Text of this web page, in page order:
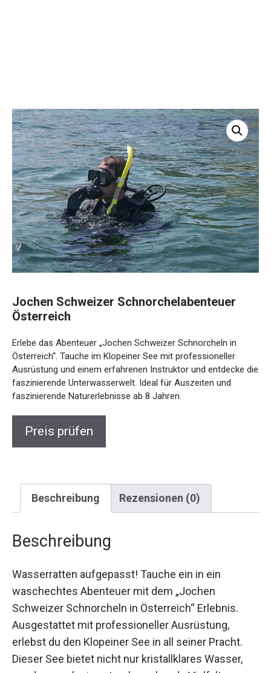
Jochen Schweizer Schnorchelabenteuer
Österreich
Erlebe das Abenteuer „Jochen Schweizer Schnorcheln in
Österreich“. Tauche im Klopeiner See mit professioneller
Ausrüstung und einem erfahrenen Instruktor und entdecke
die faszinierende Unterwasserwelt. Ideal für Auszeiten und
faszinierende Naturerlebnisse ab 8 Jahren.
Preis prüfen
Beschreibung Rezensionen (0)
Beschreibung
Wasserratten aufgepasst! Tauche ein in ein
waschechtes Abenteuer mit dem „Jochen
Schweizer Schnorcheln in Österreich“ Erlebnis.
Ausgestattet mit professioneller Ausrüstung,
erlebst du den Klopeiner See in all seiner Pracht.
Dieser See bietet nicht nur kristallklares Wasser,
sondern auch eine atemberaubende Vielfalt an